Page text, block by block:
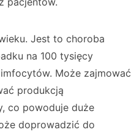
Jest to choroba
na 100 tysięcy
Może zajmować
produkcją
co powoduje duże
doprowadzić do